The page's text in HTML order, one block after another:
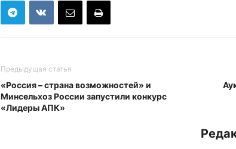
Предыдущая статья
«Россия – страна возможностей» и
Минсельхоз России запустили конкурс
«Лидеры АПК»